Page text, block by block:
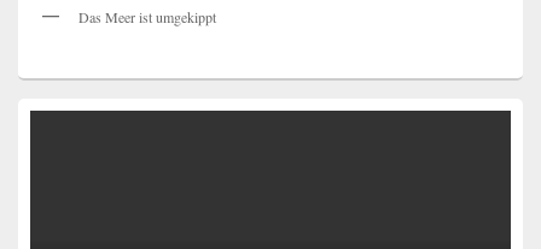
Das Meer ist umgekippt